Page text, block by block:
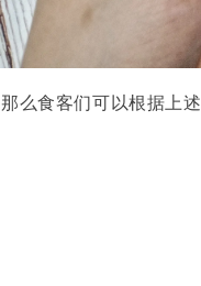
那么食客们可以根据上